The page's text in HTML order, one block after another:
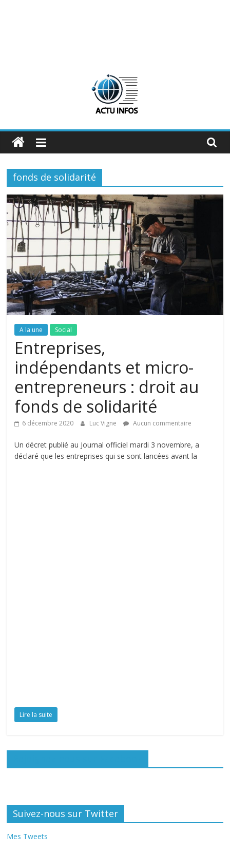
ActuInfos
De
des
infos
:
ActuInfos
!
fonds de solidarité
A la une Social
Entreprises,
indépendants et micro-
entrepreneurs : droit au
fonds de solidarité
6 décembre 2020 Luc Vigne Aucun commentaire
Un décret publié au Journal officiel mardi 3 novembre, a
déclaré que les entreprises qui se sont lancées avant la
Lire la suite
Suivez-nous sur Twitter
Mes Tweets